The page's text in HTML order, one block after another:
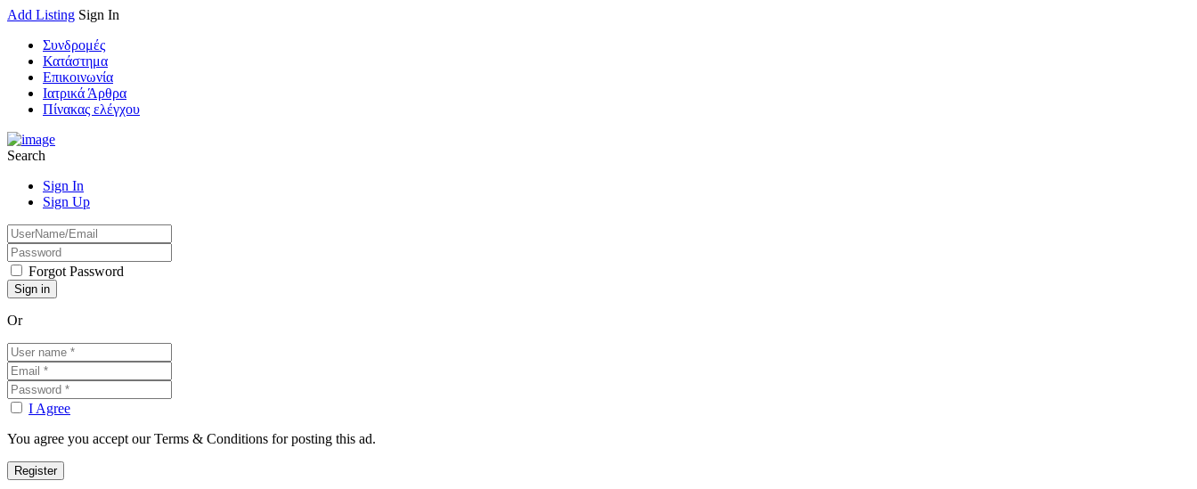
Add Listing Sign In
Συνδρομές
Κατάστημα
Επικοινωνία
Ιατρικά Άρθρα
Πίνακας ελέγχου
Search
Sign In
Sign Up
Forgot Password
Or
I Agree
You agree you accept our Terms & Conditions for posting this ad.